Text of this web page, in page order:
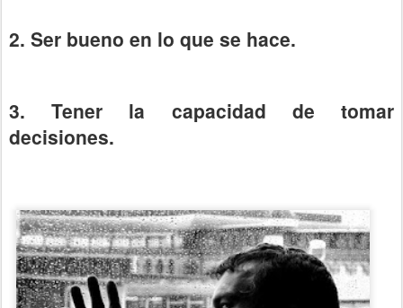
2. Ser bueno en lo que se hace.
3. Tener la capacidad de tomar
decisiones.